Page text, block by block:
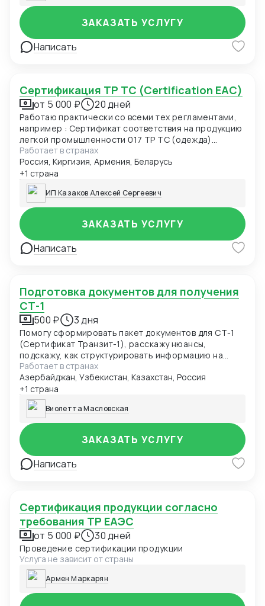
Написать
ЗАКАЗАТЬ УСЛУГУ
Сертификация ТР ТС (Certification EAC)
от 5 000 ₽ 20 дней
Работаю практически со всеми тех регламентами,
например : Сертификат соответствия на продукцию
легкой промышленности 017 ТР ТС (одежда)
Сертификат соответствия О безопасности
продукции, предназначенной для детей и
подростков 007 ТР ТС (детская одежда)
Сертификат соответствия О безопасности
низковольтного оборудования 004 ТР ТС
Сертификат соответствия Электромагнитная
совместимость технических средств 020 ТР ТС
Сертификат соответствия О БЕЗОПАСНОСТИ
КОЛЕСНЫХ ТРАНСПОРТНЫХ СРЕДСТВ 018 ТР ТС
Декларация соответствия ГОСТ, ЕАС Отказные
Работает в странах
Россия, Киргизия, Армения, Беларусь
+1 страна
ИП Казаков Алексей Сергеевич
Написать
ЗАКАЗАТЬ УСЛУГУ
Подготовка документов для получения
СТ-1
500 ₽ 3 дня
Помогу сформировать пакет документов для СТ-1
(Сертификат Транзит-1), расскажу нюансы,
подскажу, как структурировать информацию на
будущее
Работает в странах
Азербайджан, Узбекистан, Казахстан, Россия
+1 страна
Виолетта Масловская
Написать
ЗАКАЗАТЬ УСЛУГУ
Сертификация продукции согласно
требования ТР ЕАЭС
от 5 000 ₽ 30 дней
Проведение сертификации продукции
Услуга не зависит от страны
Армен Маркарян